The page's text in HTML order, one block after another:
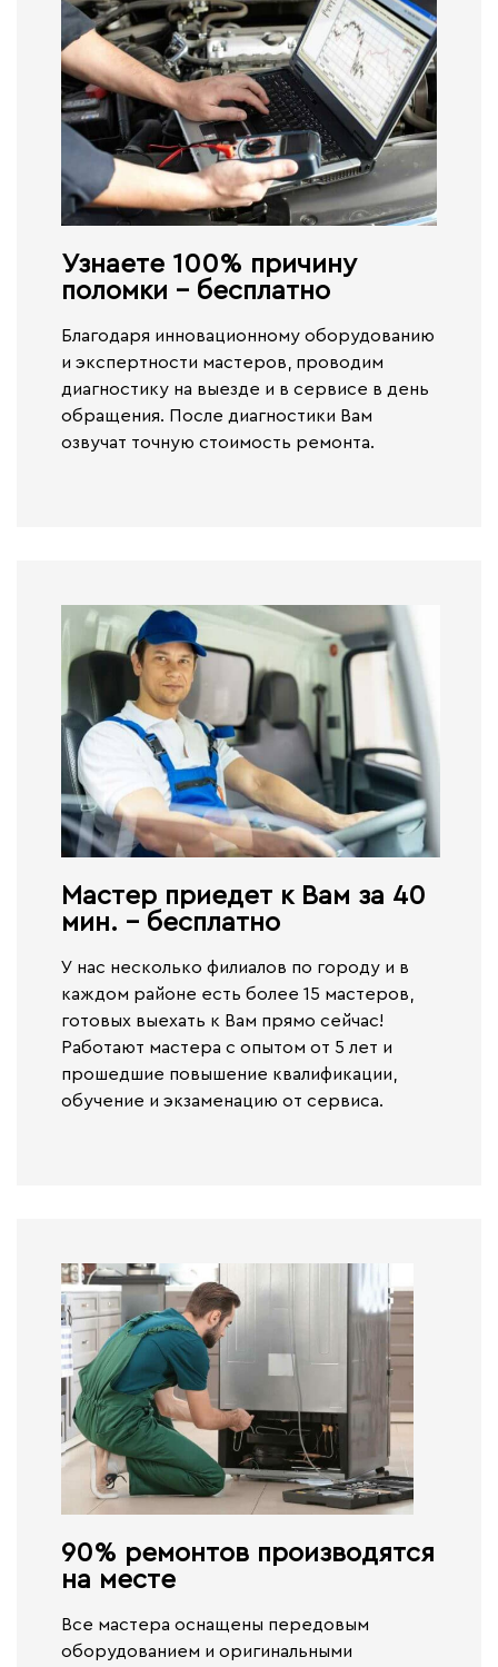
Узнаете 100% причину
поломки - бесплатно​
Благодаря инновационному оборудованию
и экспертности мастеров, проводим
диагностику на выезде и в сервисе в день
обращения. После диагностики Вам
озвучат точную стоимость ремонта.
Мастер приедет к Вам за 40
мин. - бесплатно​
У нас несколько филиалов по городу и в
каждом районе есть более 15 мастеров,
готовых выехать к Вам прямо сейчас!
Работают мастера с опытом от 5 лет и
прошедшие повышение квалификации,
обучение и экзаменацию от сервиса.
90% ремонтов производятся
на месте​
Все мастера оснащены передовым
оборудованием и оригинальными